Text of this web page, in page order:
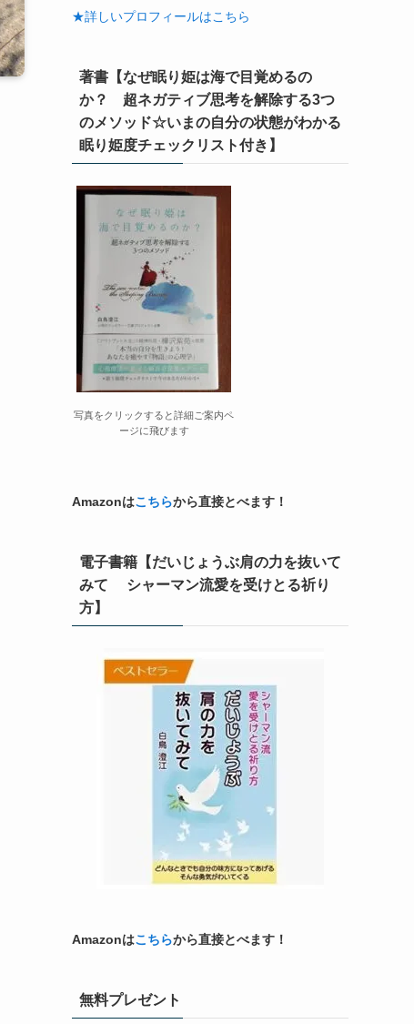
★詳しいプロフィールはこちら
著書【なぜ眠り姫は海で目覚めるの
か？ 超ネガティブ思考を解除する3つ
のメソッド☆いまの自分の状態がわかる
眠り姫度チェックリスト付き】
写真をクリックすると詳細ご案内ペ
ージに飛びます
Amazonはこちらから直接とべます！
電子書籍【だいじょうぶ肩の力を抜いて
みて シャーマン流愛を受けとる祈り
方】
Amazonはこちらから直接とべます！
無料プレゼント